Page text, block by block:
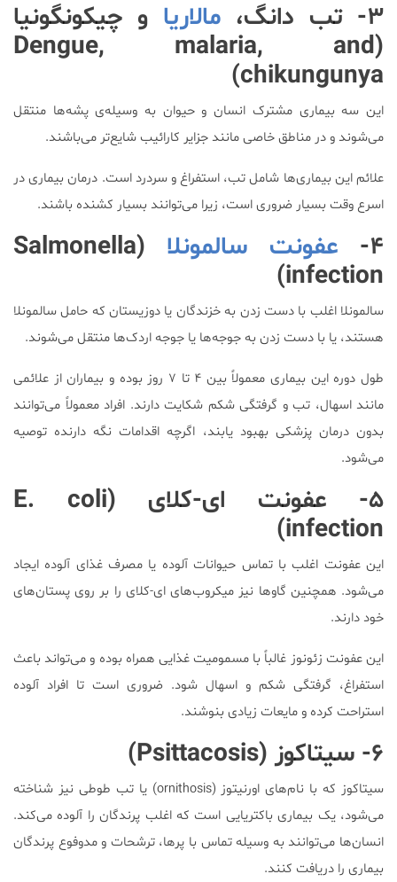
۳- تب دانگ، مالاریا و چیکونگونیا
(Dengue, malaria, and
chikungunya)
این سه بیماری مشترک انسان و حیوان به وسیله‌ی پشه‌ها منتقل
می‌شوند و در مناطق خاصی مانند جزایر کارائیب شایع‌تر می‌باشند.
علائم این بیماری‌ها شامل تب، استفراغ و سردرد است. درمان بیماری در
اسرع وقت بسیار ضروری است، زیرا می‌توانند بسیار کشنده باشند.
۴- عفونت سالمونلا
(Salmonella
infection)
سالمونلا اغلب با دست زدن به خزندگان یا دوزیستان که حامل سالمونلا
هستند، یا با دست زدن به جوجه‌ها یا جوجه اردک‌‌ها منتقل می‌شوند.
طول دوره این بیماری معمولاً بین ۴ تا ۷ روز بوده و بیماران از علائمی
مانند اسهال، تب و گرفتگی شکم شکایت دارند. افراد معمولاً می‌توانند
بدون درمان پزشکی بهبود یابند، اگرچه اقدامات نگه دارنده توصیه
می‌شود.
۵- عفونت ای-کلای (E. coli
infection)
این عفونت اغلب با تماس حیوانات آلوده یا مصرف غذای آلوده ایجاد
می‌شود. همچنین گاوها نیز میکروب‌های ای-کلای را بر روی پستان‌های
خود دارند.
این عفونت زئونوز غالباً با مسمومیت غذایی همراه بوده و می‌تواند باعث
استفراغ، گرفتگی شکم و اسهال شود. ضروری است تا افراد آلوده
استراحت کرده و مایعات زیادی بنوشند.
۶- سیتاکوز (Psittacosis)
سیتاکوز که با نام‌های اورنیتوز (ornithosis) یا تب طوطی نیز شناخته
می‌شود، یک بیماری باکتریایی است که اغلب پرندگان را آلوده می‌کند.
انسان‌ها می‌توانند به وسیله تماس با پرها‌، ترشحات و مدوفوع پرندگان
بیماری را دریافت کنند.